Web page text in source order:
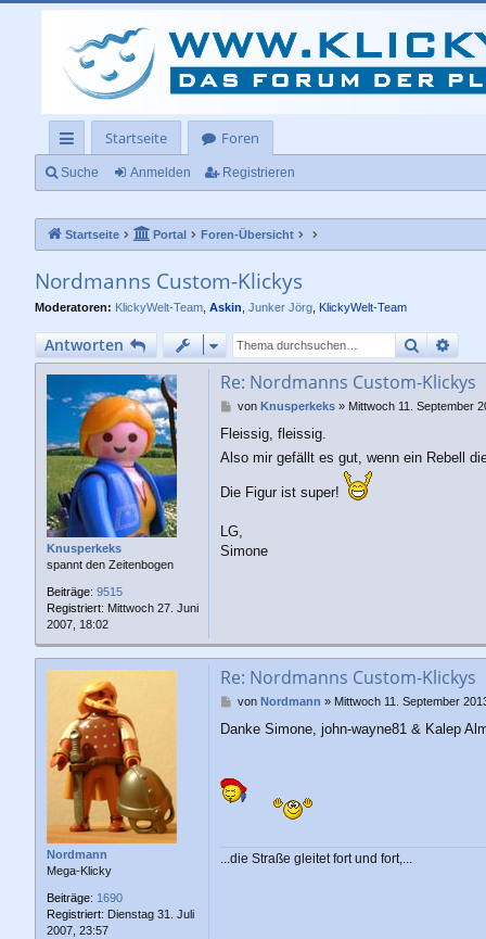
ch
llz
rif
f
Startseite
Foren
Suche Anmelden Registrieren
Startseite Portal Foren-Übersicht
Nordmanns Custom-Klickys
Moderatoren: KlickyWelt-Team Askin Junker Jörg KlickyWelt-Team
Antworten Suche
Knusperkeks
spannt den Zeitenbogen
Beiträge: 9515
Registriert: Mittwoch 27. Juni
2007, 18:02
Re: Nordmanns Custom-Klickys
B
i
t
von Knusperkeks» Mittwoch 11. September
Fleissig, fleissig.
Also mir gefällt es gut, wenn ein Rebell
Die Figur ist super!
LG,
Simone
Nordmann
Mega-Klicky
Beiträge: 1690
Registriert: Dienstag 31. Juli
2007, 23:57
Re: Nordmanns Custom-Klickys
B
i
a
g
von Nordmann » Mittwoch 11. September
Danke Simone, john-wayne81 & Kalep
...die Straße gleitet fort und fort,...